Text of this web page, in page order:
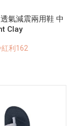
氣減震兩用鞋 中
Clay
紅利162